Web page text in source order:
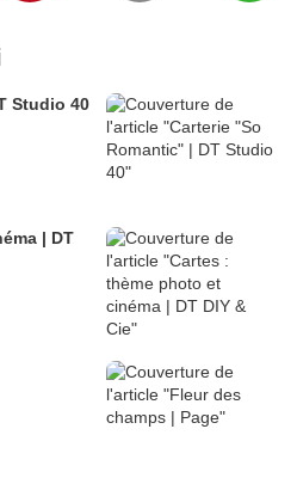
Studio 40
| DT